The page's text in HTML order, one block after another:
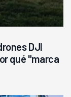
DJI
qué "marca